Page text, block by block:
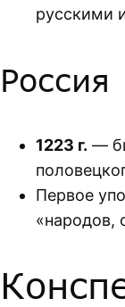
русскими
Россия
1223 г. —
Первое
«народов,